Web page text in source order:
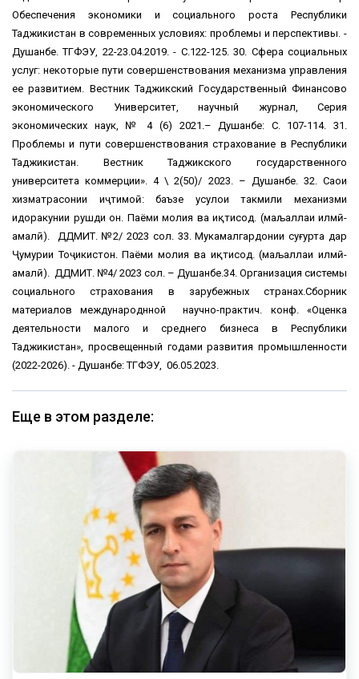
Обеспечения экономики и социального роста Республики
Таджикистан в современных условиях: проблемы и перспективы. -
Душанбе. ТГФЭУ, 22-23.04.2019. - С.122-125. 30. Сфера социальных
услуг: некоторые пути совершенствования механизма управления
ее развитием. Вестник Таджикский Государственный Финансово
экономического Университет, научный журнал, Серия
экономических наук, № 4 (6) 2021.– Душанбе: С. 107-114. 31.
Проблемы и пути совершенствования страхование в Республики
Таджикистан. Вестник Таджикского государственного
университета коммерции». 4 \ 2(50)/ 2023. – Душанбе. 32. Сҳаҳои
хизматрасонии иҷтимоӣ: баъзе усулҳои такмили механизми
идоракунии рушди он. Паёми молия ва иқтисод. (маљаллаи илмӣ-
амалӣ). ДДМИТ. №2/ 2023 сол. 33. Мукамалгардонии суғурта дар
Ҷумҳурии Тоҷикистон. Паёми молия ва иқтисод. (маљаллаи илмӣ-
амалӣ). ДДМИТ. №4/ 2023 сол. – Душанбе.34. Организация системы
социального страхования в зарубежных странах.Сборник
материалов международнной научно-практич. конф. «Оценка
деятельности малого и среднего бизнеса в Республики
Таджикистан», просвещенный годами развития промышленности
(2022-2026). - Душанбе: ТГФЭУ, 06.05.2023.
Еще в этом разделе: